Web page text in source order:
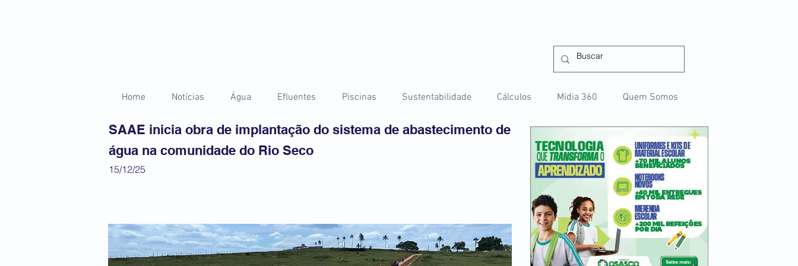
Home Notícias Água Efluentes Piscinas Sustentabilidade Cálculos Mídia 360 Quem Somos
SAAE inicia obra de implantação do sistema de abastecimento de
água na comunidade do Rio Seco
15/12/25